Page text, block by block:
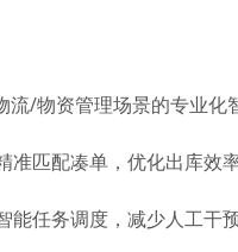
流/物资管理场景的专业化
准匹配凑单，优化出库效